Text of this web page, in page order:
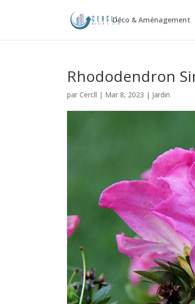
Déco & Aménagement
Rhododendron
par Cercll | Mar 8, 2023 | Jardin